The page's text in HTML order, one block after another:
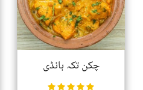
چکن تکہ ہانڈی